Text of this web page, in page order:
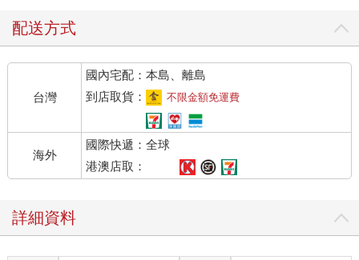
配送方式
台灣
國內宅配：本島、離島
到店取貨：
不限金額免運費
海外
國際快遞：全球
港澳店取：
詳細資料